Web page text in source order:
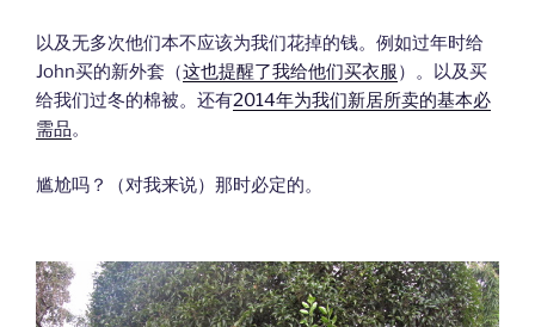
以及无多次他们本不应该为我们花掉的钱。例如过年时给
John买的新外套（这也提醒了我给他们买衣服）。以及买
给我们过冬的棉被。还有2014年为我们新居所卖的基本必
需品。
尴尬吗？（对我来说）那时必定的。